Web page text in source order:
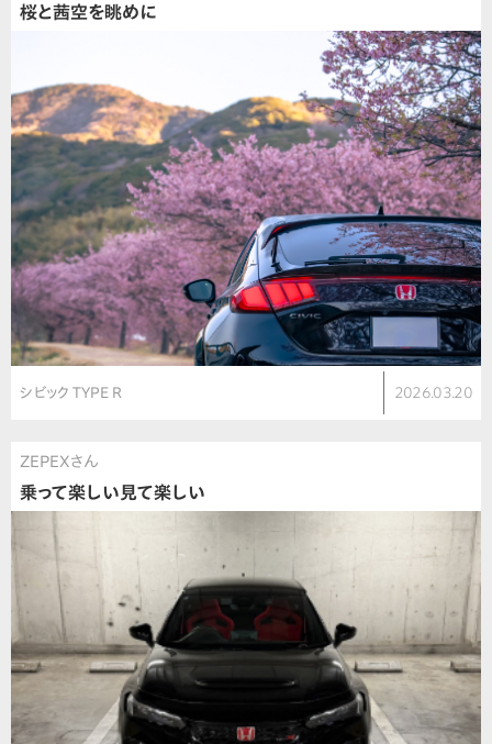
桜と茜空を眺めに
シビック TYPE R 2026.03.20
ZEPEXさん
乗って楽しい見て楽しい